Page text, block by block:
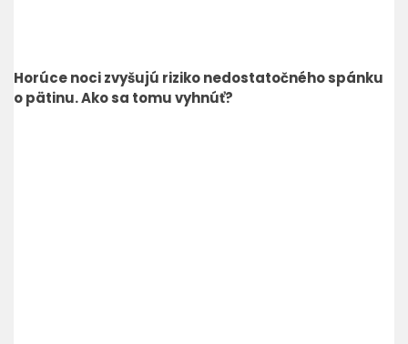
Horúce noci zvyšujú riziko nedostatočného spánku
o pätinu. Ako sa tomu vyhnúť?